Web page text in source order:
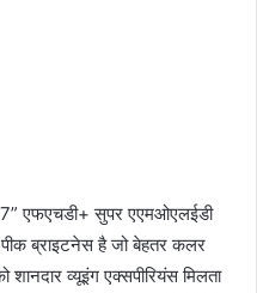
एफएचडी+ सुपर एएमओएलईडी
ब्राइटनेस है जो बेहतर कलर
व्यूइंग एक्सपीरियंस मिलता